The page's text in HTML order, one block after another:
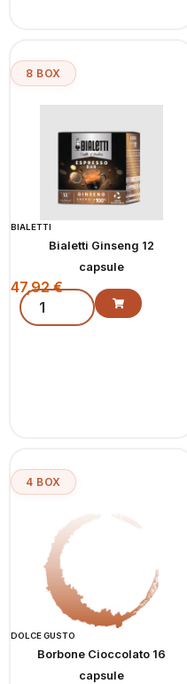
8 BOX
BIALETTI
Bialetti Ginseng 12
capsule
47,92€
4 BOX
DOLCE GUSTO
Borbone Cioccolato 16
capsule